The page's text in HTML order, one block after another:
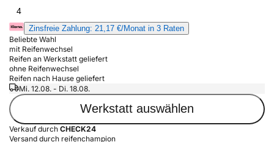
4
Zinsfreie Zahlung: 21,17 €/Monat in 3 Raten
Beliebte Wahl
mit Reifenwechsel
Reifen an Werkstatt geliefert
ohne Reifenwechsel
Reifen nach Hause geliefert
Mi. 12.08. - Di. 18.08.
Werkstatt auswählen
Verkauf durch CHECK24
Versand durch reifenchampion